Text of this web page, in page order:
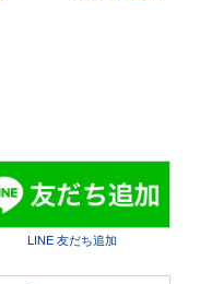
LINE 友だち追加